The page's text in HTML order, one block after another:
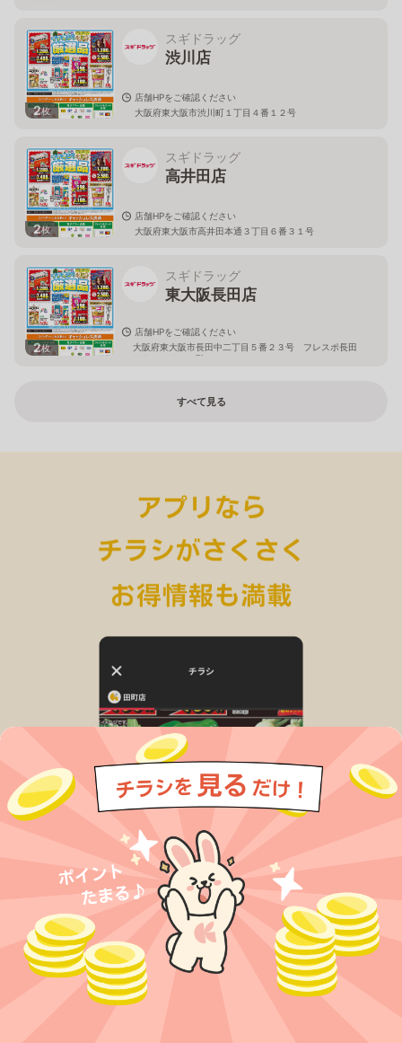
2枚
スギドラッグ
渋川店
店舗HPをご確認ください
大阪府東大阪市渋川町１丁目４番１２号
2枚
スギドラッグ
高井田店
店舗HPをご確認ください
大阪府東大阪市高井田本通３丁目６番３１号
2枚
スギドラッグ
東大阪長田店
店舗HPをご確認ください
大阪府東大阪市長田中二丁目５番２３号 フレスポ長田
サウスエリア１階
すべて見る